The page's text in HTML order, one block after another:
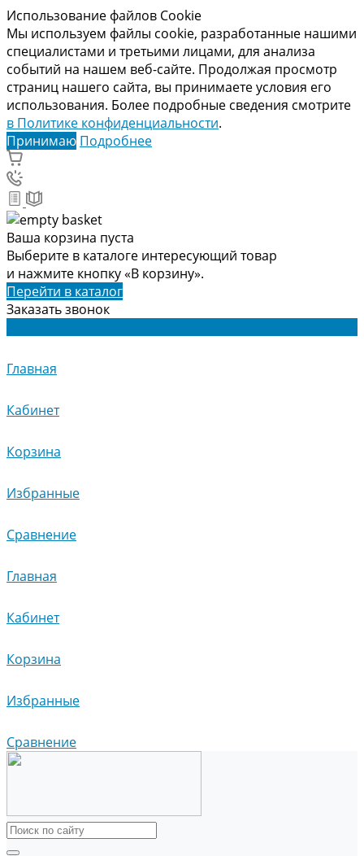
Использование файлов Cookie
Мы используем файлы cookie, разработанные нашими
специалистами и третьими лицами, для анализа
событий на нашем веб-сайте. Продолжая просмотр
страниц нашего сайта, вы принимаете условия его
использования. Более подробные сведения смотрите
в Политике конфиденциальности.
Принимаю Подробнее
Ваша корзина пуста
Выберите в каталоге интересующий товар
и нажмите кнопку «В корзину».
Перейти в каталог
Заказать звонок
Главная
Кабинет
Корзина
Избранные
Сравнение
Главная
Кабинет
Корзина
Избранные
Сравнение